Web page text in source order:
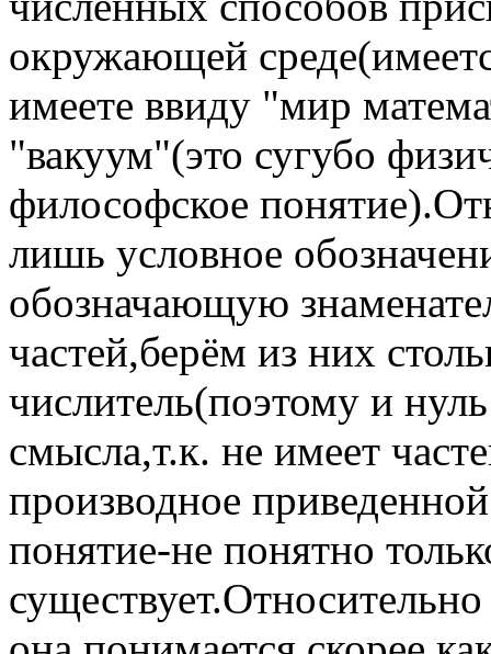
окружающей
имеете ввиду "мир
"вакуум"(это сугубо
философское
лишь условное
обозначающую
частей,берём из них
числитель(поэтому и
смысла,т.к. не имеет
производное
понятие-не понятно